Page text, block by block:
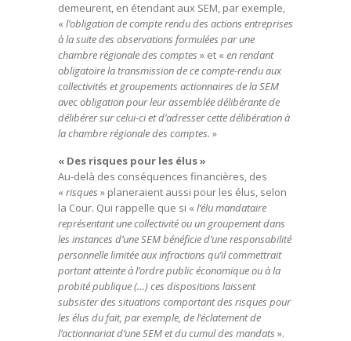
demeurent, en étendant aux SEM, par exemple,
« l’obligation de compte rendu des actions entreprises
à la suite des observations formulées par une
chambre régionale des comptes » et « en rendant
obligatoire la transmission de ce compte-rendu aux
collectivités et groupements actionnaires de la SEM
avec obligation pour leur assemblée délibérante de
délibérer sur celui-ci et d’adresser cette délibération à
la chambre régionale des comptes. »
« Des risques pour les élus »
Au-delà des conséquences financières, des
« risques » planeraient aussi pour les élus, selon
la Cour. Qui rappelle que si « l’élu mandataire
représentant une collectivité ou un groupement dans
les instances d’une SEM bénéficie d’une responsabilité
personnelle limitée aux infractions qu’il commettrait
portant atteinte à l’ordre public économique ou à la
probité publique (…) ces dispositions laissent
subsister des situations comportant des risques pour
les élus du fait, par exemple, de l’éclatement de
l’actionnariat d’une SEM et du cumul des mandats ».